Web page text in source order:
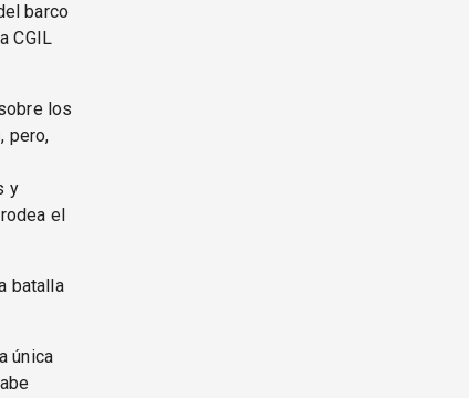
barco
CGIL
los
pero,
y
el
batalla
única